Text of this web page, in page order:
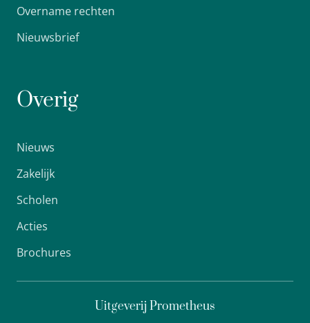
Overname rechten
Nieuwsbrief
Overig
Nieuws
Zakelijk
Scholen
Acties
Brochures
Uitgeverij Prometheus